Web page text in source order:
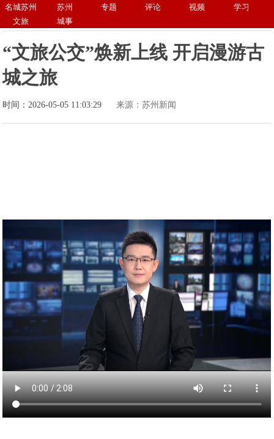
名城苏州 苏州 专题 评论 视频
学习
文旅
城事
“文旅公交”焕新上线 开启漫游古
城之旅
时间：2026-05-05 11:03:29 来源：苏州新闻